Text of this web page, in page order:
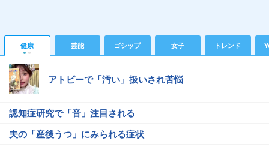
健康 芸能 ゴシップ 女子 トレンド
アトピーで「汚い」扱いされ苦悩
認知症研究で「音」注目される
夫の「産後うつ」にみられる症状